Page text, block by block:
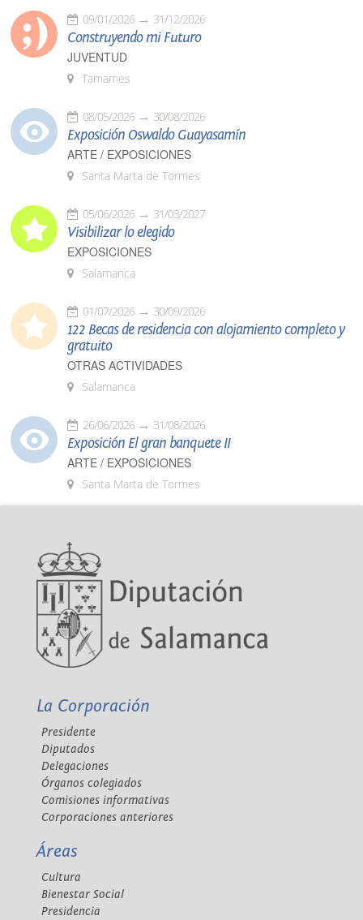
09/01/2026 31/12/2026
Construyendo mi Futuro
JUVENTUD
Tamames
08/05/2026 30/08/2026
Exposición Oswaldo Guayasamín
ARTE / EXPOSICIONES
Santa Marta de Tormes
05/06/2026 31/03/2027
Visibilizar lo elegido
EXPOSICIONES
Salamanca
01/07/2026 30/09/2026
122 Becas de residencia con alojamiento completo y
gratuito
OTRAS ACTIVIDADES
Salamanca
26/06/2026 31/08/2026
Exposición El gran banquete II
ARTE / EXPOSICIONES
Santa Marta de Tormes
La Corporación
Presidente
Diputados
Delegaciones
Órganos colegiados
Comisiones informativas
Corporaciones anteriores
Áreas
Cultura
Bienestar Social
Presidencia